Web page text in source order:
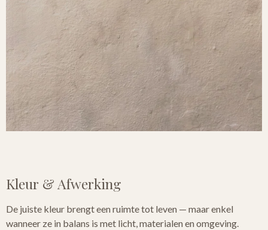
Kleur & Afwerking
De juiste kleur brengt een ruimte tot leven — maar enkel
wanneer ze in balans is met licht, materialen en omgeving.